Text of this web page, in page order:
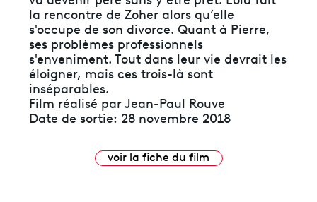
la rencontre de Zoher alors qu’elle
s'occupe de son divorce. Quant à Pierre,
ses problèmes professionnels
s'enveniment. Tout dans leur vie devrait les
éloigner, mais ces trois-là sont
inséparables.
Film réalisé par Jean-Paul Rouve
Date de sortie: 28 novembre 2018
voir la fiche du film